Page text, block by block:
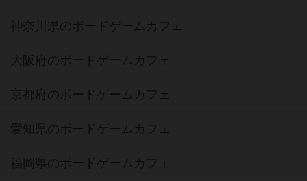
神奈川県のボードゲームカフェ
大阪府のボードゲームカフェ
京都府のボードゲームカフェ
愛知県のボードゲームカフェ
福岡県のボードゲームカフェ